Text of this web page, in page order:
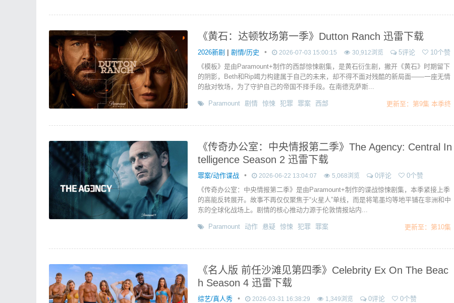
《黄石：达顿牧场第一季》Dutton Ranch 迅雷下载
2026新剧 | 剧情/历史 • 2026-07-03 15:00:15 30,912浏览 5评论
10个赞
《模板》是由Paramount+制作的西部惊悚剧集，是黄石衍生剧，撇开《黄石》时期留下
的阴影，Beth和Rip竭力构建属于自己的未来，却不得不面对残酷的新局面——一座无情
的敌对牧场，为了守护自己的帝国不择手段。在南德克萨斯...
Paramount 剧情 惊悚 犯罪 罪案 西部 更新至：第9集 本季终
《传奇办公室：中央情报第二季》The Agency: Central In
telligence Season 2 迅雷下载
罪案/动作谍战 • 2026-06-22 13:04:07 5,068浏览 0评论
0个赞
《传奇办公室：中央情报第二季》是由Paramount+制作的谍战惊悚剧集，本季紧接上季
的高能反转展开。故事不再仅仅聚焦于“火星人”单线，而是将笔墨均等地平铺在非洲和中
东的全球化战场上。剧情的核心推动力源于伦敦情报站内...
Paramount 动作 悬疑 惊悚 犯罪 罪案 更新至：第10集
《名人版 前任沙滩见第四季》Celebrity Ex On The Beac
h Season 4 迅雷下载
综艺/真人秀 • 2026-03-31 16:38:29 1,349浏览 0评论
0个赞